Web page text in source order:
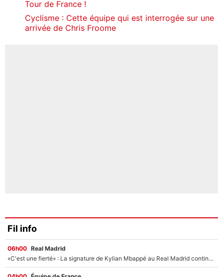
Tour de France !
Cyclisme : Cette équipe qui est interrogée sur une
arrivée de Chris Froome
Fil info
06h00 Real Madrid
«C'est une fierté» : La signature de Kylian Mbappé au Real Madrid continue de régaler l'Espagne